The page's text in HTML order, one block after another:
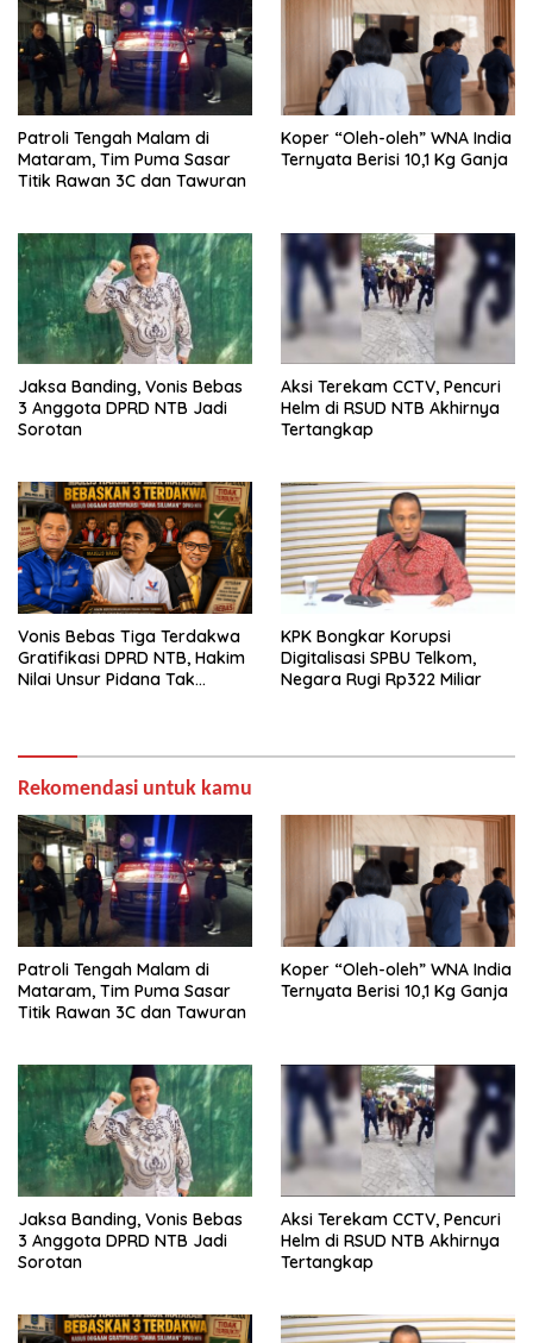
Patroli Tengah Malam di
Mataram, Tim Puma Sasar
Titik Rawan 3C dan Tawuran
Koper “Oleh-oleh” WNA India
Ternyata Berisi 10,1 Kg Ganja
Jaksa Banding, Vonis Bebas
3 Anggota DPRD NTB Jadi
Sorotan
Aksi Terekam CCTV, Pencuri
Helm di RSUD NTB Akhirnya
Tertangkap
Vonis Bebas Tiga Terdakwa
Gratifikasi DPRD NTB, Hakim
Nilai Unsur Pidana Tak
KPK Bongkar Korupsi
Digitalisasi SPBU Telkom,
Negara Rugi Rp322 Miliar
Rekomendasi untuk kamu
Patroli Tengah Malam di
Mataram, Tim Puma Sasar
Titik Rawan 3C dan Tawuran
Koper “Oleh-oleh” WNA India
Ternyata Berisi 10,1 Kg Ganja
Jaksa Banding, Vonis Bebas
3 Anggota DPRD NTB Jadi
Sorotan
Aksi Terekam CCTV, Pencuri
Helm di RSUD NTB Akhirnya
Tertangkap